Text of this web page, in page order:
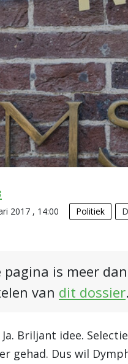
2017 , 14:00 Politiek
pagina is meer
van dit dossier.
Ja. Briljant idee.
gehad. Dus wil